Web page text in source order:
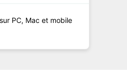
PC, Mac et mobile